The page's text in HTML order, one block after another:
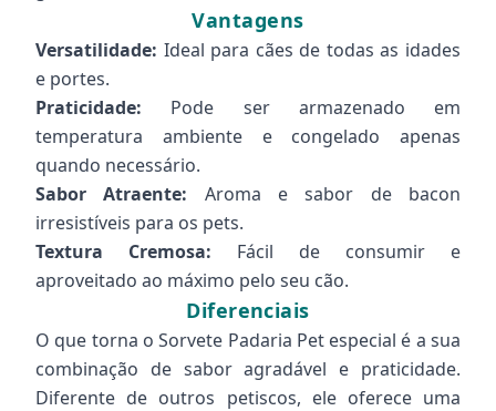
Vantagens
Versatilidade: Ideal para cães de todas as idades
e portes.
Praticidade: Pode ser armazenado em
temperatura ambiente e congelado apenas
quando necessário.
Sabor Atraente: Aroma e sabor de bacon
irresistíveis para os pets.
Textura Cremosa: Fácil de consumir e
aproveitado ao máximo pelo seu cão.
Diferenciais
O que torna o Sorvete Padaria Pet especial é a sua
combinação de sabor agradável e praticidade.
Diferente de outros petiscos, ele oferece uma